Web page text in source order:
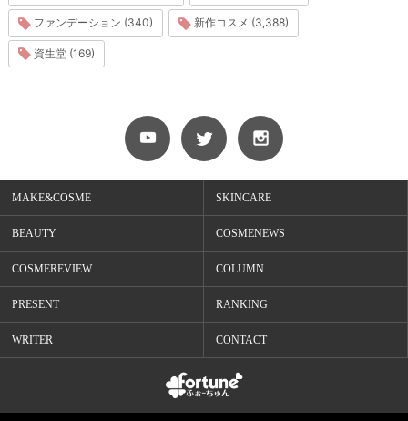
ファンデーション (340) 新作コスメ (3,388)
資生堂 (169)
MAKE&COSME SKINCARE
BEAUTY COSMENEWS
COSMEREVIEW COLUMN
PRESENT RANKING
WRITER CONTACT